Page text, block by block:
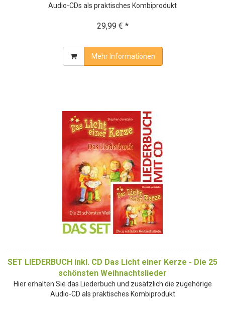
Audio-CDs als praktisches Kombiprodukt
29,99 € *
Mehr Informationen
SET LIEDERBUCH inkl. CD Das Licht einer Kerze - Die 25
schönsten Weihnachtslieder
Hier erhalten Sie das Liederbuch und zusätzlich die zugehörige
Audio-CD als praktisches Kombiprodukt